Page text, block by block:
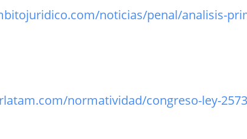
noticias/penal/analisis-
normatividad/congreso-ley-